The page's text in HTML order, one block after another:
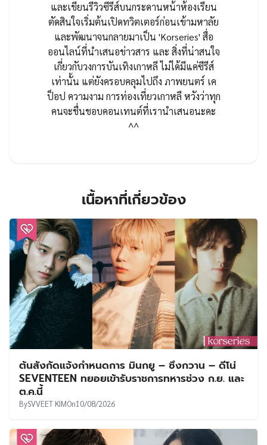
และเขียนรีวิวซีรีส์บนกระดานหน้าห้องเรียน
ตัดสินใจเริ่มต้นเปิดทวิตเตอร์ก่อนเข้ามหาลัย
และพัฒนาจนกลายมาเป็น 'Korseries' สื่อ
ออนไลน์ที่นำเสนอข่าวสาร และ สิ่งที่น่าสนใจ
เกี่ยวกับวงการบันเทิงเกาหลี ไม่ได้มีแค่ซีรีส์
เท่านั้น แต่ยังครอบคลุมไปถึง ภาพยนตร์ เค
ป็อป ความงาม การท่องเที่ยวเกาหลี หวังว่าทุก
คนจะชื่นชอบคอนเทนต์ที่เรานำเสนอนะคะ
^^
เนื้อหาที่เกี่ยวข้อง
ต้นสังกัดแจ้งกำหนดการ มินกยู – ซึงกวาน – ดีโน่
SEVENTEEN ทยอยเข้ารับราชการทหารช่วง ก.ย. และ
ต.ค.นี้
BySVVEET KIMOn10/08/2026